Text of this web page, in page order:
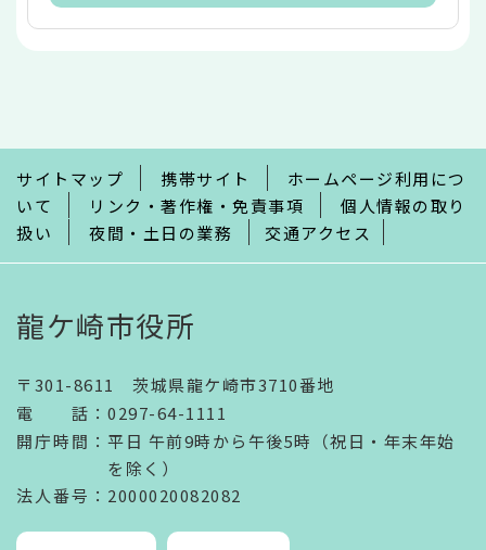
で
サイトマップ 携帯サイト
ホームページ利用につ
いて
リンク・著作権・免責事項
個人情報の取り
扱い
夜間・土日の業務 交通アクセス
龍ケ崎市役所
〒301-8611 茨城県龍ケ崎市3710番地
電話 ： 0297-64-1111
開庁時間 ： 平日 午前9時から午後5時（祝日・年末年始
を除く）
法人番号 ：2000020082082